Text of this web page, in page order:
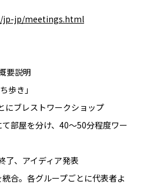
jp-jp/meetings.html
要説明
き」
ブレストワークショップ
部屋を分け、40〜50分程度ワー
、アイディア発表
合。各グループごとに代表者よ